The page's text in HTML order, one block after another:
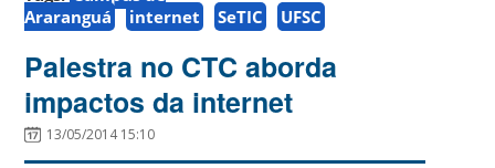
Araranguá
internet SeTIC UFSC
Palestra no CTC aborda
impactos da internet
13/05/2014 15:10